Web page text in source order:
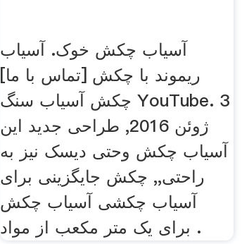
آسیاب چکش خوک. آسیاب
ریموند با چکش [تماس با ما]
چکش آسیاب سنگ YouTube. 3
ژوئن 2016, طراحی جدید این
آسیاب چکش وحتی دیسک نیز به
راحتی,, چکش جایگزینی برای
آسیاب چکشی آسیاب چکش
برای یک متر مکعب از مواد .